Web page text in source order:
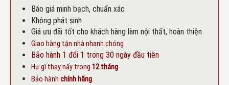
Báo giá minh bạch, chuẩn xác
Không phát sinh
Giá ưu đãi tốt cho khách hàng làm nội thất, hoàn thiện
Giao hàng tận nhà nhanh chóng
Bảo hành 1 đổi 1 trong 30 ngày đầu tiên
Hư gì thay nấy trong 12 tháng
Bảo hành chính hãng